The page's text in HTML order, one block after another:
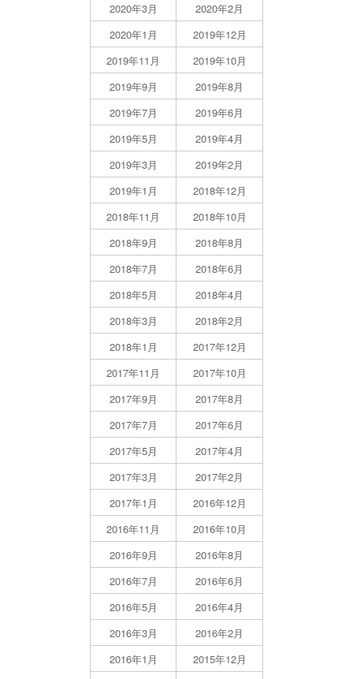
2020年3月
2020年2月
2020年1月
2019年12月
2019年11月
2019年10月
2019年9月
2019年8月
2019年7月
2019年6月
2019年5月
2019年4月
2019年3月
2019年2月
2019年1月
2018年12月
2018年11月
2018年10月
2018年9月
2018年8月
2018年7月
2018年6月
2018年5月
2018年4月
2018年3月
2018年2月
2018年1月
2017年12月
2017年11月
2017年10月
2017年9月
2017年8月
2017年7月
2017年6月
2017年5月
2017年4月
2017年3月
2017年2月
2017年1月
2016年12月
2016年11月
2016年10月
2016年9月
2016年8月
2016年7月
2016年6月
2016年5月
2016年4月
2016年3月
2016年2月
2016年1月
2015年12月